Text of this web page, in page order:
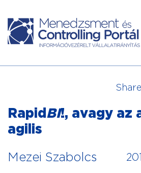
Rapid BI!, avagy az
agilis
Mezei Szabolcs